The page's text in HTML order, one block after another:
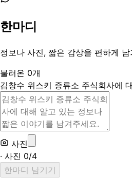
한마디
정보나 사진, 짧은 감상을 편하게 남
불러온 0개
김창수 위스키 증류소 주식회사에
사진
· 사진 0/4
한마디 남기기